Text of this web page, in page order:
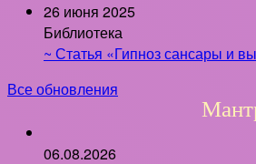
26 июня 2025
Библиотека
~ Статья «Гипноз сансары и
Все обновления
06.08.2026